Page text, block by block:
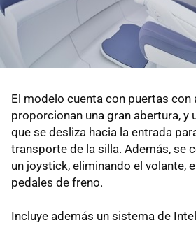
El modelo cuenta con puertas con
proporcionan una gran abertura, y
que se desliza hacia la entrada
transporte de la silla. Además, se
un joystick, eliminando el volante,
pedales de freno.
Incluye además un sistema de